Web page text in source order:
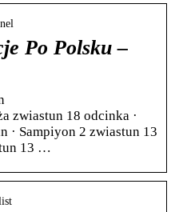
Po Polsku –
zwiastun 18 odcinka ·
· Sampiyon 2 zwiastun 13
13 …